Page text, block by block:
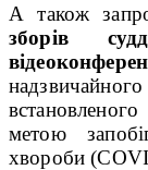
А також
зборів
надзвичайного
метою
хвороби